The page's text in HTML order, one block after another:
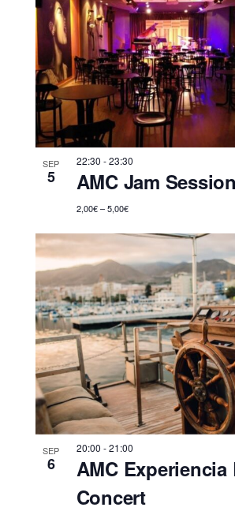
SEP
5
22:30 -23:30
AMC Jam Session
2,00€ – 5,00€
SEP
6
20:00 -21:00
AMC Experiencia
Concert